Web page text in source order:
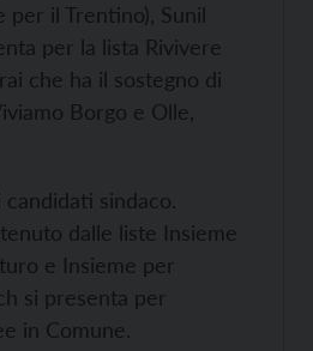
per il Trentino), Sunil
per la lista Rivivere
che ha il sostegno di
Borgo e Olle,
candidati sindaco.
dalle liste Insieme
e Insieme per
si presenta per
in Comune.